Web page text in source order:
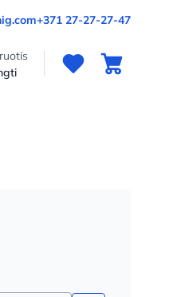
+371 27-27-27-47